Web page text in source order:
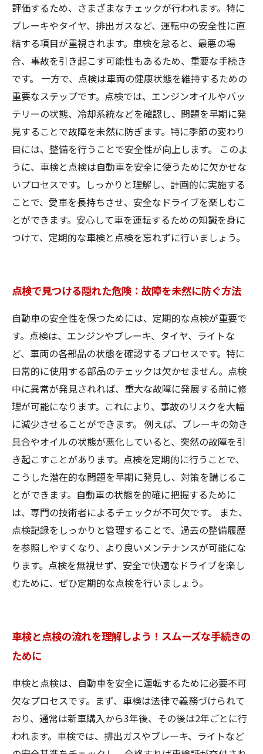
評価するため、さまざまなチェックが行われます。特に
ブレーキやタイヤ、排出ガスなど、運転中の安全性に直
結する項目が重視されます。車検を怠ると、最悪の場
合、事故を引き起こす可能性もあるため、重要な手続き
です。 一方で、点検は車両の健康状態を維持するための
重要なステップです。点検では、エンジンオイルやバッ
テリーの状態、冷却系統などを確認し、問題を早期に発
見することで故障を未然に防ぎます。特に季節の変わり
目には、整備を行うことで安全性が向上します。 このよ
うに、車検と点検は自動車を安全に使うために欠かせな
いプロセスです。しっかりと理解し、計画的に実施する
ことで、愛車を長持ちさせ、安全なドライブを楽しむこ
とができます。安心して車を運転するための知識を身に
つけて、定期的な車検と点検を忘れずに行いましょう。
点検で見つける隠れた危険：故障を未然に防ぐ方法
自動車の安全性を保つためには、定期的な点検が重要で
す。点検は、エンジンやブレーキ、タイヤ、ライトな
ど、車両の各部品の状態を確認するプロセスです。特に
日常的に使用する部品のチェックは欠かせません。点検
中に異常が発見されれば、重大な故障に発展する前に修
理が可能になります。これにより、事故のリスクを大幅
に減少させることができます。 例えば、ブレーキの効き
具合やオイルの状態が悪化していると、突然の故障を引
き起こすことがあります。点検を定期的に行うことで、
こうした潜在的な問題を早期に発見し、対策を講じるこ
とができます。自動車の状態を的確に把握するために
は、専門の技術者によるチェックが不可欠です。 また、
点検記録をしっかりと管理することで、過去の整備履歴
を参照しやすくなり、より良いメンテナンスが可能にな
ります。点検を無視せず、安全で快適なドライブを楽し
むために、ぜひ定期的な点検を行いましょう。
車検と点検の流れを理解しよう！スムーズな手続きの
ために
車検と点検は、自動車を安全に運転するために必要不可
欠なプロセスです。まず、車検は法律で義務づけられて
おり、通常は新車購入から3年後、その後は2年ごとに行
われます。車検では、排出ガスやブレーキ、ライトなど